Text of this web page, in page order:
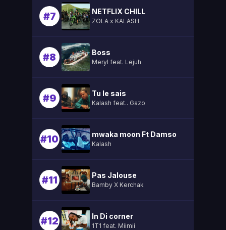
#7 NETFLIX CHILL
ZOLA x KALASH
#8 Boss
Meryl feat. Lejuh
#9 Tu le sais
Kalash feat.. Gazo
#10 mwaka moon Ft Damso
Kalash
#11 Pas Jalouse
Bamby X Kerchak
#12 In Di corner
1T1 feat. Miimii